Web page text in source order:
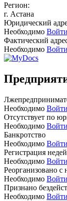
Регион:
г. Астана
Юридический
Необходимо Войти
Фактический
Необходимо Войти
Необходимо Войти
Отсутствует по
Необходимо Войти
Банкротство
Необходимо Войти
Регистрация
Необходимо Войти
Реорганизовано
Необходимо Войти
Признано
Необходимо Войти